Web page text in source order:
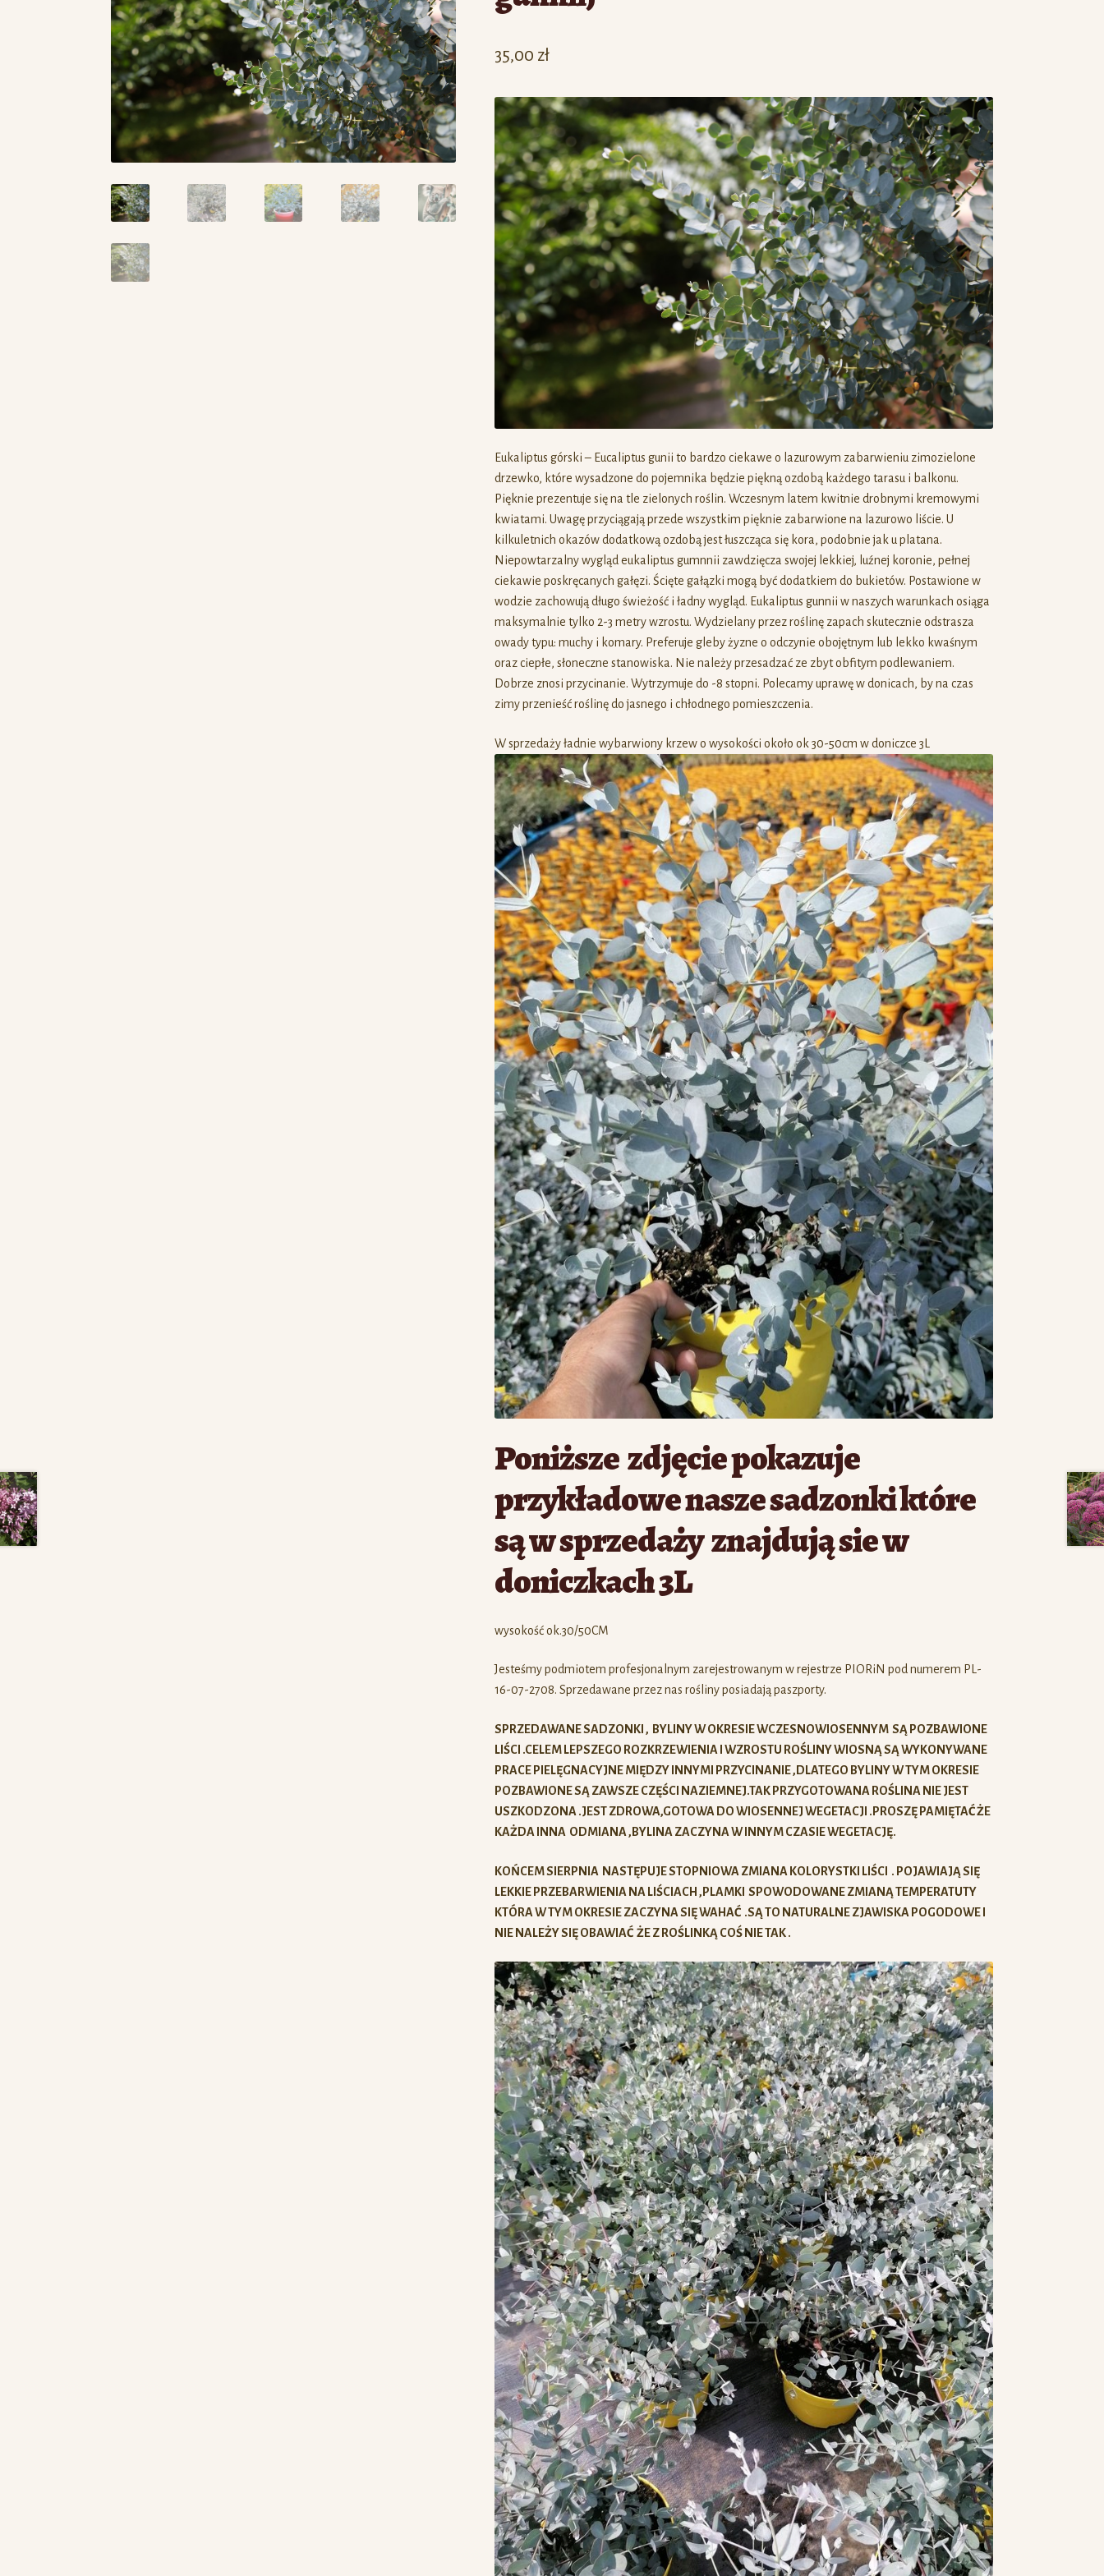
35,00 zł
Eukaliptus górski – Eucaliptus gunii to bardzo ciekawe o lazurowym zabarwieniu zimozielone
drzewko, które wysadzone do pojemnika będzie piękną ozdobą każdego tarasu i balkonu.
Pięknie prezentuje się na tle zielonych roślin. Wczesnym latem kwitnie drobnymi kremowymi
kwiatami. Uwagę przyciągają przede wszystkim pięknie zabarwione na lazurowo liście. U
kilkuletnich okazów dodatkową ozdobą jest łuszcząca się kora, podobnie jak u platana.
Niepowtarzalny wygląd eukaliptus gumnnii zawdzięcza swojej lekkiej, luźnej koronie, pełnej
ciekawie poskręcanych gałęzi. Ścięte gałązki mogą być dodatkiem do bukietów. Postawione w
wodzie zachowują długo świeżość i ładny wygląd. Eukaliptus gunnii w naszych warunkach osiąga
maksymalnie tylko 2-3 metry wzrostu. Wydzielany przez roślinę zapach skutecznie odstrasza
owady typu: muchy i komary. Preferuje gleby żyzne o odczynie obojętnym lub lekko kwaśnym
oraz ciepłe, słoneczne stanowiska. Nie należy przesadzać ze zbyt obfitym podlewaniem.
Dobrze znosi przycinanie. Wytrzymuje do -8 stopni. Polecamy uprawę w donicach, by na czas
zimy przenieść roślinę do jasnego i chłodnego pomieszczenia.
W sprzedaży ładnie wybarwiony krzew o wysokości około ok 30-50cm w doniczce 3L
Poniższe zdjęcie pokazuje
przykładowe nasze sadzonki które
są w sprzedaży znajdują sie w
doniczkach 3L
wysokość ok.30/50CM
Jesteśmy podmiotem profesjonalnym zarejestrowanym w rejestrze PIORiN pod numerem PL-
16-07-2708. Sprzedawane przez nas rośliny posiadają paszporty.
SPRZEDAWANE SADZONKI , BYLINY W OKRESIE WCZESNOWIOSENNYM SĄ POZBAWIONE
LIŚCI .CELEM LEPSZEGO ROZKRZEWIENIA I WZROSTU ROŚLINY WIOSNĄ SĄ WYKONYWANE
PRACE PIELĘGNACYJNE MIĘDZY INNYMI PRZYCINANIE ,DLATEGO BYLINY W TYM OKRESIE
POZBAWIONE SĄ ZAWSZE CZĘŚCI NAZIEMNEJ.TAK PRZYGOTOWANA ROŚLINA NIE JEST
USZKODZONA .JEST ZDROWA,GOTOWA DO WIOSENNEJ WEGETACJI .PROSZĘ PAMIĘTAĆ ŻE
KAŻDA INNA ODMIANA ,BYLINA ZACZYNA W INNYM CZASIE WEGETACJĘ.
KOŃCEM SIERPNIA NASTĘPUJE STOPNIOWA ZMIANA KOLORYSTKI LIŚCI . POJAWIAJĄ SIĘ
LEKKIE PRZEBARWIENIA NA LIŚCIACH ,PLAMKI SPOWODOWANE ZMIANĄ TEMPERATUTY
KTÓRA W TYM OKRESIE ZACZYNA SIĘ WAHAĆ .SĄ TO NATURALNE ZJAWISKA POGODOWE I
NIE NALEŻY SIĘ OBAWIAĆ ŻE Z ROŚLINKĄ COŚ NIE TAK .